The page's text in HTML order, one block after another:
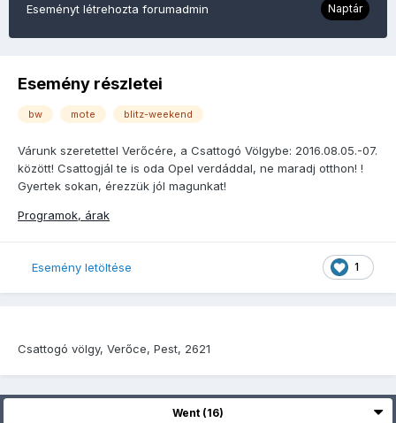
Eseményt létrehozta forumadmin Naptár
Esemény részletei
bw mote blitz-weekend
Várunk szeretettel Verőcére, a Csattogó Völgybe: 2016.08.05.-07.
között! Csattogjál te is oda Opel verdáddal, ne maradj otthon! !
Gyertek sokan, érezzük jól magunkat!
Programok, árak
1
Esemény letöltése
Csattogó völgy, Verőce, Pest, 2621
Went (16)